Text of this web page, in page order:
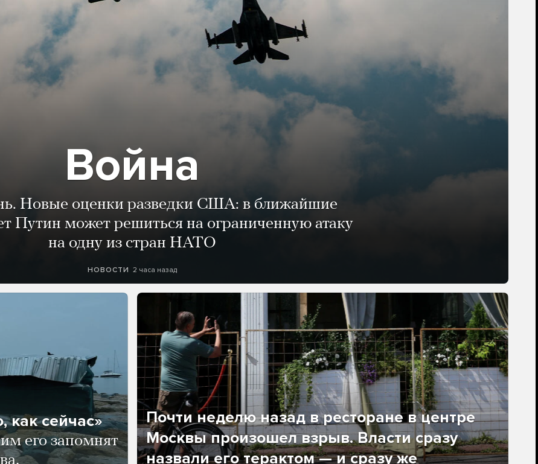
Война
Новые оценки разведки США: в ближайшие
Путин может решиться на ограниченную атаку
на одну из стран НАТО
НОВОСТИ 2 часа назад
как сейчас»
его запомнят
Почти неделю назад в ресторане в центре
Москвы произошел взрыв. Власти сразу
назвали его терактом — и сразу же